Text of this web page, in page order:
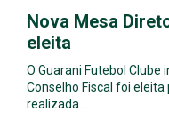
Nova Mesa
eleita
O Guarani Futebol
Conselho Fiscal foi
realizada…